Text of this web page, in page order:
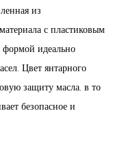
из
с пластиковым
формой идеально
Цвет янтарного
защиту масла, в то
безопасное и